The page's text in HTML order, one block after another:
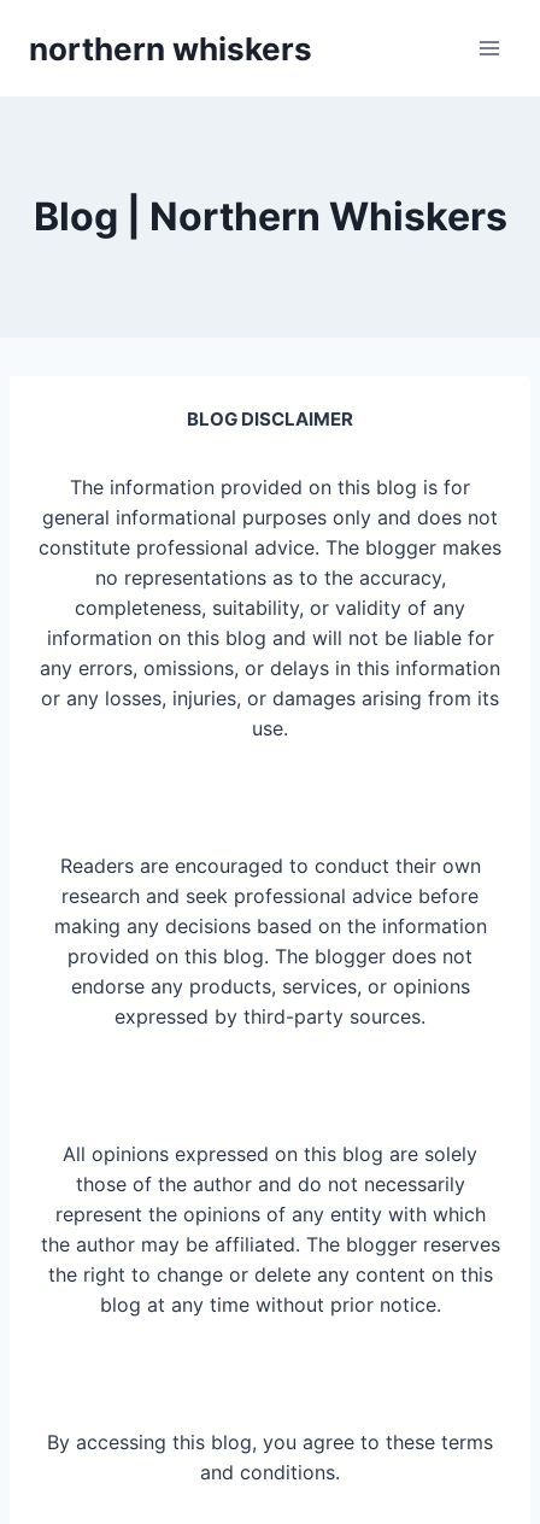
northern whiskers
Blog | Northern Whiskers
BLOG DISCLAIMER
The information provided on this blog is for
general informational purposes only and does not
constitute professional advice. The blogger makes
no representations as to the accuracy,
completeness, suitability, or validity of any
information on this blog and will not be liable for
any errors, omissions, or delays in this information
or any losses, injuries, or damages arising from its
use.
Readers are encouraged to conduct their own
research and seek professional advice before
making any decisions based on the information
provided on this blog. The blogger does not
endorse any products, services, or opinions
expressed by third-party sources.
All opinions expressed on this blog are solely
those of the author and do not necessarily
represent the opinions of any entity with which
the author may be affiliated. The blogger reserves
the right to change or delete any content on this
blog at any time without prior notice.
By accessing this blog, you agree to these terms
and conditions.